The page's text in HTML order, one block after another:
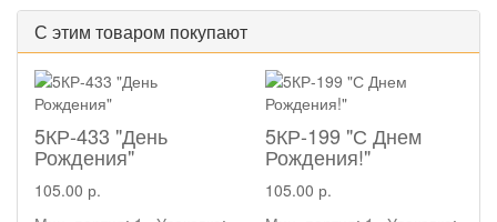
С этим товаром покупают
5КР-433 "День
Рождения"
105.00 р.
5КР-199 "С Днем
Рождения!"
105.00 р.